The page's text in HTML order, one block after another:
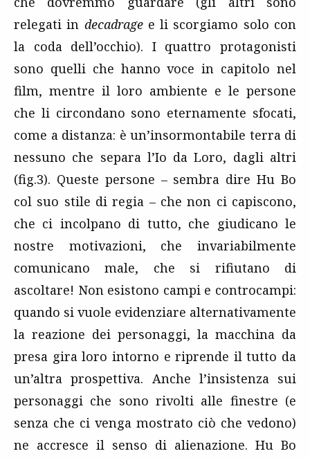
relegati in decadragee li scorgiamo solo con
la coda dell’occhio). I quattro protagonisti
sono quelli che hanno voce in capitolo nel
film, mentre il loro ambiente e le persone
che li circondano sono eternamente sfocati,
come a distanza: è un’insormontabile terra di
nessuno che separa l’Io da Loro, dagli altri
(fig.3). Queste persone – sembra dire Hu Bo
col suo stile di regia – che non ci capiscono,
che ci incolpano di tutto, che giudicano le
nostre motivazioni, che invariabilmente
comunicano male, che si rifiutano di
ascoltare! Non esistono campi e controcampi:
quando si vuole evidenziare alternativamente
la reazione dei personaggi, la macchina da
presa gira loro intorno e riprende il tutto da
un’altra prospettiva. Anche l’insistenza sui
personaggi che sono rivolti alle finestre (e
senza che ci venga mostrato ciò che vedono)
ne accresce il senso di alienazione. Hu Bo